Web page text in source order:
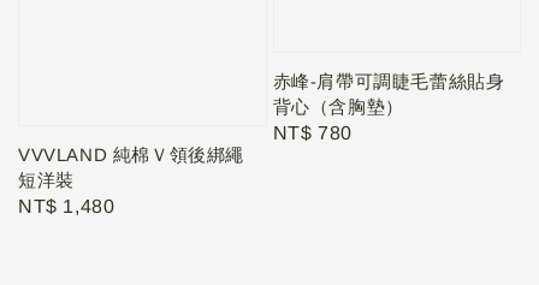
VVVLAND 純棉Ｖ領後綁繩
短洋裝
Regular
NT$ 1,480
赤峰-肩帶可調睫毛蕾絲貼身
背心（含胸墊）
Regular
NT$ 780